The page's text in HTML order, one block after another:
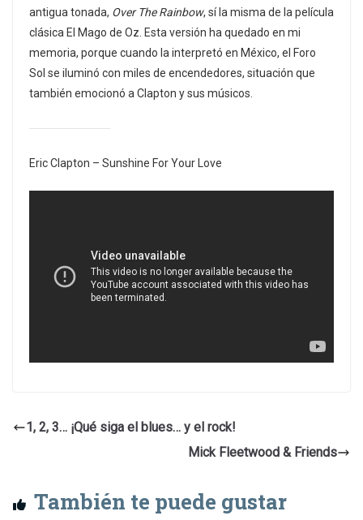
antigua tonada, Over The Rainbow, sí la misma de la película
clásica El Mago de Oz. Esta versión ha quedado en mi
memoria, porque cuando la interpretó en México, el Foro
Sol se iluminó con miles de encendedores, situación que
también emocionó a Clapton y sus músicos.
Eric Clapton – Sunshine For Your Love
1, 2, 3… ¡Qué siga el blues… y el rock!
Mick Fleetwood & Friends
También te puede gustar